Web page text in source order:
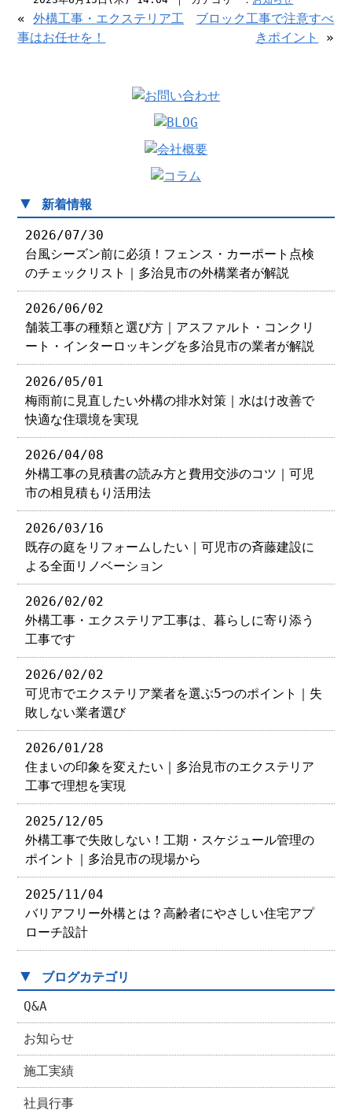
«外構工事・エクステリア工
事はお任せを！
ブロック工事で注意すべ
きポイント
»
▼ 新着情報
2026/07/30
台風シーズン前に必須！フェンス・カーポート点検
のチェックリスト｜多治見市の外構業者が解説
2026/06/02
舗装工事の種類と選び方｜アスファルト・コンクリ
ート・インターロッキングを多治見市の業者が解説
2026/05/01
梅雨前に見直したい外構の排水対策｜水はけ改善で
快適な住環境を実現
2026/04/08
外構工事の見積書の読み方と費用交渉のコツ｜可児
市の相見積もり活用法
2026/03/16
既存の庭をリフォームしたい｜可児市の斉藤建設に
よる全面リノベーション
2026/02/02
外構工事・エクステリア工事は、暮らしに寄り添う
工事です
2026/02/02
可児市でエクステリア業者を選ぶ5つのポイント｜失
敗しない業者選び
2026/01/28
住まいの印象を変えたい｜多治見市のエクステリア
工事で理想を実現
2025/12/05
外構工事で失敗しない！工期・スケジュール管理の
ポイント｜多治見市の現場から
2025/11/04
バリアフリー外構とは？高齢者にやさしい住宅アプ
ローチ設計
▼ ブログカテゴリ
Q&A
お知らせ
施工実績
社員行事